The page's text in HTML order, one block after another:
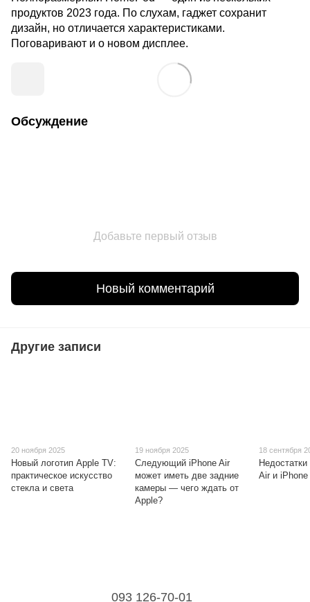
продуктов 2023 года. По слухам, гаджет сохранит
дизайн, но отличается характеристиками.
Поговаривают и о новом дисплее.
Обсуждение
Добавьте первый отзыв
Новый комментарий
Другие записи
20 ноября 2025
Новый логотип Apple TV:
практическое искусство
стекла и света
19 ноября 2025
Следующий iPhone Air
может иметь две задние
камеры — чего ждать от
Apple?
18 сентября
Air и
093 126-70-01